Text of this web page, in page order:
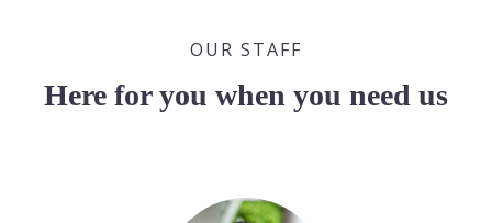
OUR STAFF
Here for you when you need us